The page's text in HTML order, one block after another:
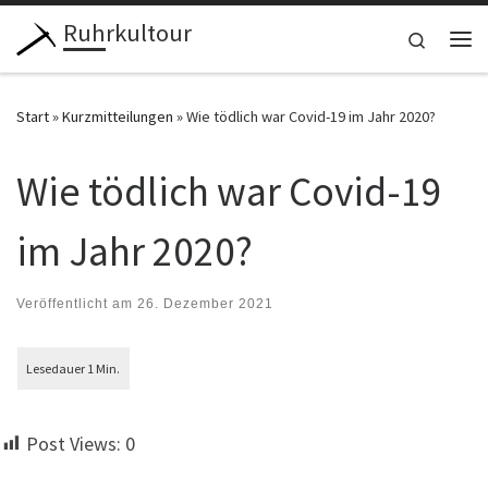
Zum Inhalt springen
Ruhrkultour
Search
Start»Kurzmitteilungen »Wie tödlich war Covid-19 im Jahr 2020?
Wie tödlich war Covid-19
im Jahr 2020?
Veröffentlicht am 26. Dezember 2021
Post Views: 0